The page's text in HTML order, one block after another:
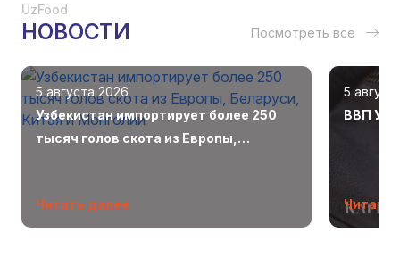
UzFood
НОВОСТИ Посмотреть все
5 августа 2026
Узбекистан импортирует более 250
тысяч голов скота из Европы,
Читать далее
5
ВВП
Читать